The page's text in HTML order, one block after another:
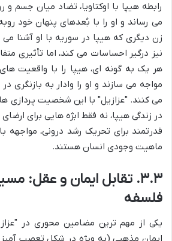
رابطه هیپا با اوکتاویا، تضاد میان جسم و
می رساند و او را با بُعدهای پنهان خود
زن دیگری که هیپا در سوریه با او آشنا می
نیز درگیر احساسات می کند، اما تأثیری
هر یک به گونه ای، هیپا را با واقعیت
مواجه می سازند و او را وادار به بازنگری
می کنند. "عزازیل" با این شخصیت پردازی
در زندگی هیپا، نه فقط ابژه هایی برای ارضای
قدرتمند برای تحریک رشد درونی، مواجهه
ماهیت وجودی انسان هستند.
۳.۳. تقابل ایمان و عقل:
فلسفه
یکی از مهم ترین مضامین محوری در
ایمان مذهبی (به ویژه در شکل تعصب